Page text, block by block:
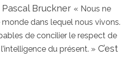
Bruckner « Nous ne
dans lequel nous vivons.
de concilier le respect de
du présent. » C’est